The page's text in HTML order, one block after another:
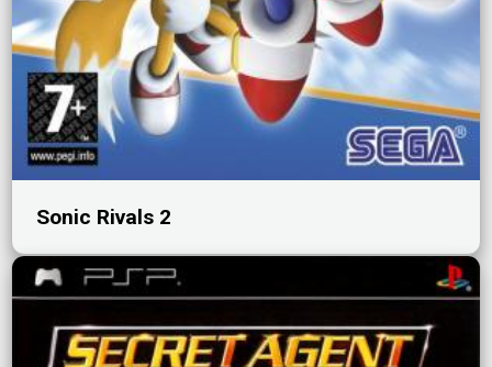
Sonic Rivals 2